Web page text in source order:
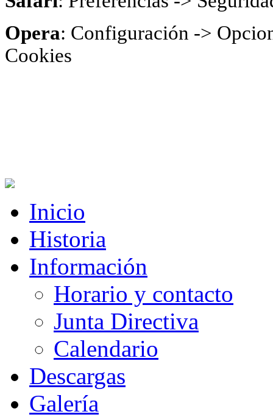
Opera: Configuración ->
Cookies
Inicio
Historia
Información
Horario y contacto
Junta Directiva
Calendario
Descargas
Galería